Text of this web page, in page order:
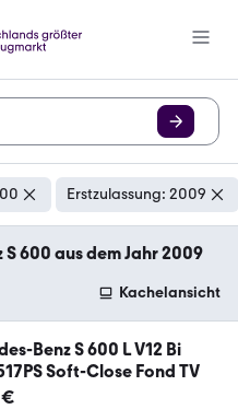
Erstzulassung: 2009
600 aus dem Jahr 2009
Kachelansicht
Benz S 600 L V12 Bi
Soft-Close Fond TV
€